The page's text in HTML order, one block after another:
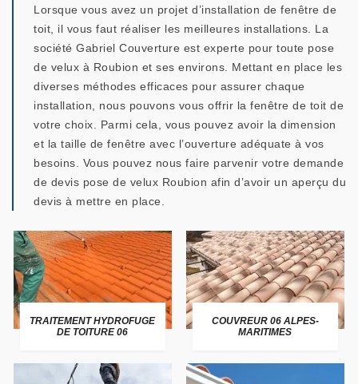
Lorsque vous avez un projet d’installation de fenêtre de
toit, il vous faut réaliser les meilleures installations. La
société Gabriel Couverture est experte pour toute pose
de velux à Roubion et ses environs. Mettant en place les
diverses méthodes efficaces pour assurer chaque
installation, nous pouvons vous offrir la fenêtre de toit de
votre choix. Parmi cela, vous pouvez avoir la dimension
et la taille de fenêtre avec l’ouverture adéquate à vos
besoins. Vous pouvez nous faire parvenir votre demande
de devis pose de velux Roubion afin d’avoir un aperçu du
devis à mettre en place.
TRAITEMENT HYDROFUGE
DE TOITURE 06
COUVREUR 06 ALPES-
MARITIMES